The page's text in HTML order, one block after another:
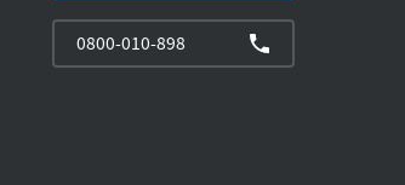
0800-010-898